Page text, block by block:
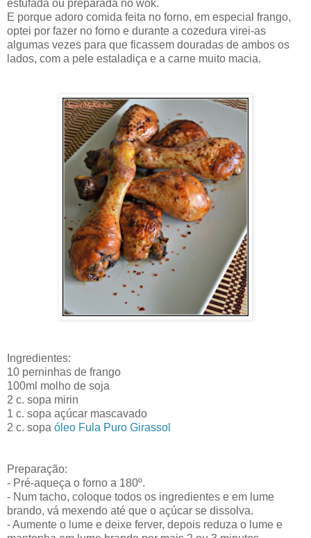
estufada ou preparada no wok.
E porque adoro comida feita no forno, em especial frango,
optei por fazer no forno e durante a cozedura virei-as
algumas vezes para que ficassem douradas de ambos os
lados, com a pele estaladiça e a carne muito macia.
Ingredientes:
10 perninhas de frango
100ml molho de soja
2 c. sopa mirin
1 c. sopa açúcar mascavado
2 c. sopa óleo Fula Puro Girassol
Preparação:
- Pré-aqueça o forno a 180º.
- Num tacho, coloque todos os ingredientes e em lume
brando, vá mexendo até que o açúcar se dissolva.
- Aumente o lume e deixe ferver, depois reduza o lume e